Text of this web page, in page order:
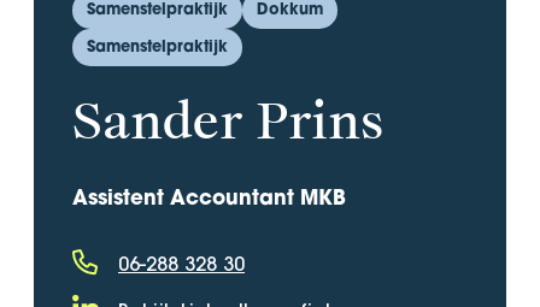
Samenstelpraktijk Dokkum
Samenstelpraktijk
Sander Prins
Assistent Accountant MKB
06-288 328 30